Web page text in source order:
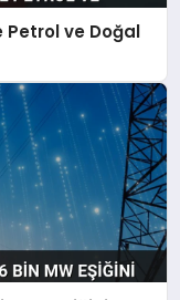
Petrol ve Doğal